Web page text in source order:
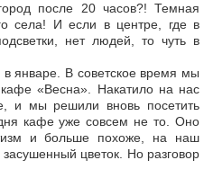
после 20 часов?! Темная
села! И если в центре, где в
нет людей, то чуть в
январе. В советское время мы
«Весна». Накатило на нас
и мы решили вновь посетить
кафе уже совсем не то. Оно
и больше похоже, на наш
цветок. Но разговор